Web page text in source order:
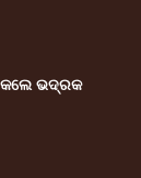
କଲେ ଭଦ୍ରକ